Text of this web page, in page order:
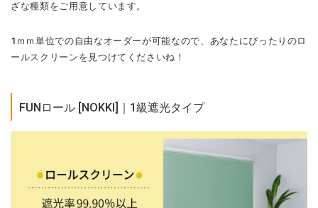
ざな種類をご用意しています。
1ｍｍ単位での自由なオーダーが可能なので、あなたにぴったりのロ
ールスクリーンを見つけてくださいね！
FUNロール [NOKKI]｜1級遮光タイプ